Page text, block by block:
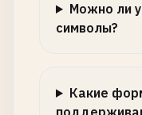
Можно ли
символы?
Какие